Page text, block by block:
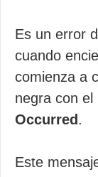
Es un error
cuando
comienza a
negra con el
Occurred .
Este